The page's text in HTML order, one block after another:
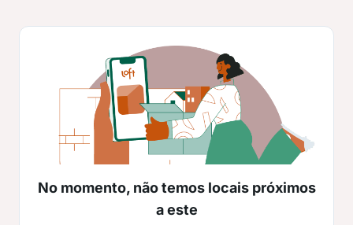
No momento, não temos locais próximos
a este